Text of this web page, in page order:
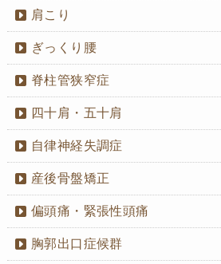
肩こり
ぎっくり腰
脊柱管狭窄症
四十肩・五十肩
自律神経失調症
産後骨盤矯正
偏頭痛・緊張性頭痛
胸郭出口症候群